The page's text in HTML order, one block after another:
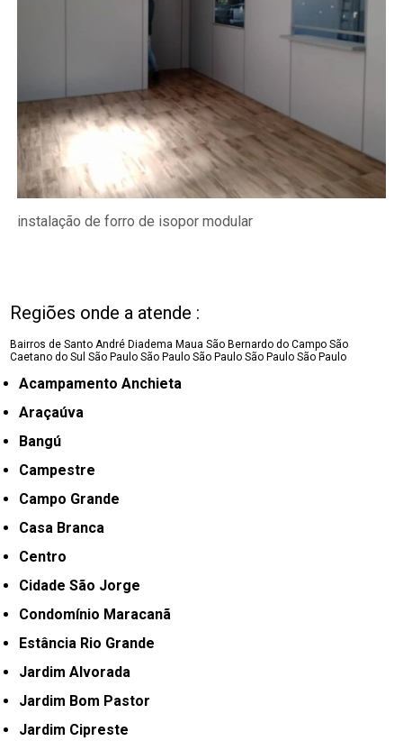
instalação de forro de isopor modular
Regiões onde a atende :
Bairros de Santo André Diadema Maua São Bernardo do Campo São
Caetano do SulSão Paulo São Paulo São Paulo São Paulo São Paulo
Acampamento Anchieta
Araçaúva
Bangú
Campestre
Campo Grande
Casa Branca
Centro
Cidade São Jorge
Condomínio Maracanã
Estância Rio Grande
Jardim Alvorada
Jardim Bom Pastor
Jardim Cipreste